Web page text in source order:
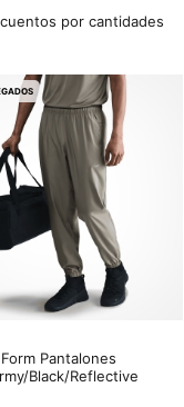
por cantidades
Pantalones
Black/Reflective